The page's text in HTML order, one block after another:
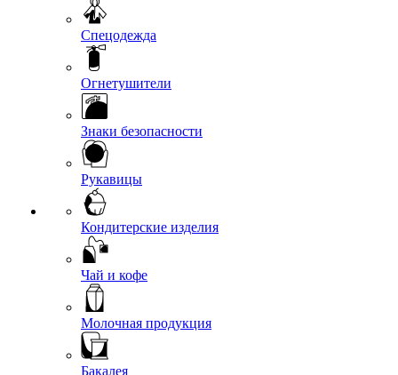
Спецодежда
Огнетушители
Знаки безопасности
Рукавицы
Кондитерские изделия
Чай и кофе
Молочная продукция
Бакалея